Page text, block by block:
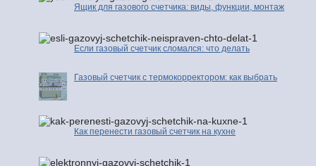
Ящик для газового счетчика: виды, функции, монтаж
Если газовый счетчик сломался: что делать
Газовый счетчик с термокорректором: как выбрать
Как перенести газовый счетчик на кухне